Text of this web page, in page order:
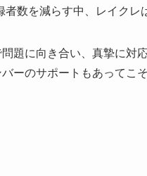
数を減らす中、レイクレ
題に向き合い、真摯に対
ーのサポートもあってこ